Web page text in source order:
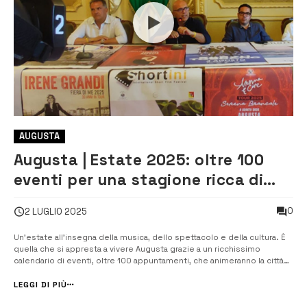
AUGUSTA
Augusta | Estate 2025: oltre 100
eventi per una stagione ricca di
2 LUGLIO 2025 0
Un’estate all’insegna della musica, dello spettacolo e della cultura. È
quella che si appresta a vivere Augusta grazie a un ricchissimo
calendario di eventi, oltre 100 appuntamenti, che animeranno la città
locali, cabaret, sagre, lirica, jazz, folk, recital, sfilate di m...
LEGGI DI PIÙ